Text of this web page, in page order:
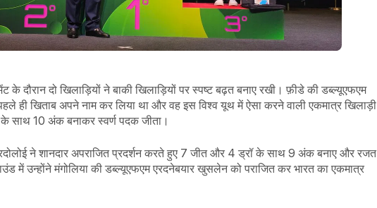
के दौरान दो खिलाड़ियों ने बाकी खिलाड़ियों पर स्पष्ट बढ़त बनाए रखी। फ़ीडे की डब्ल्यूएफएम
ही खिताब अपने नाम कर लिया था और वह इस विश्व यूथ में ऐसा करने वाली एकमात्र खिलाड़ी
साथ 10 अंक बनाकर स्वर्ण पदक जीता।
ने शानदार अपराजित प्रदर्शन करते हुए 7 जीत और 4 ड्रॉ के साथ 9 अंक बनाए और रजत
में उन्होंने मंगोलिया की डब्ल्यूएफएम एरदनेबयार खुसलेन को पराजित कर भारत का एकमात्र